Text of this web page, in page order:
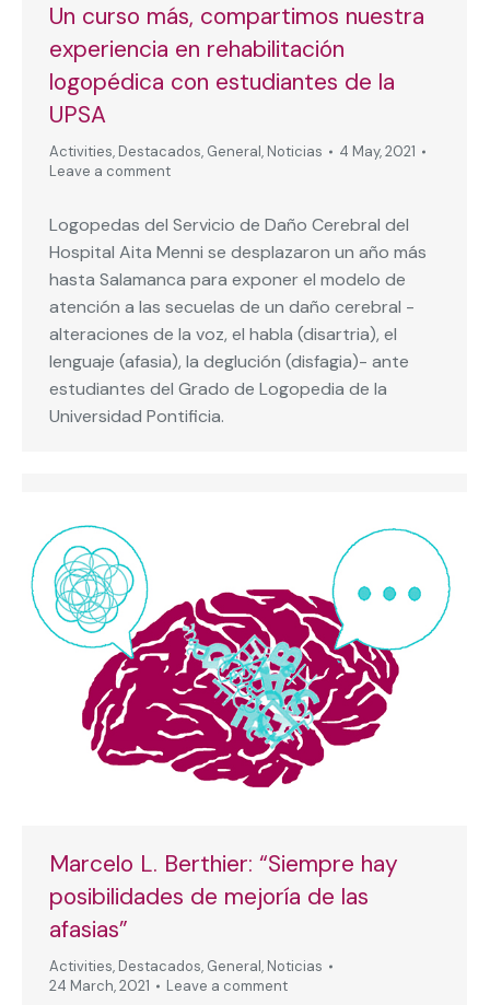
Un curso más, compartimos nuestra
experiencia en rehabilitación
logopédica con estudiantes de la
UPSA
Activities, Destacados, General, Noticias
4 May, 2021
Leave a comment
Logopedas del Servicio de Daño Cerebral del
Hospital Aita Menni se desplazaron un año más
hasta Salamanca para exponer el modelo de
atención a las secuelas de un daño cerebral -
alteraciones de la voz, el habla (disartria), el
lenguaje (afasia), la deglución (disfagia)- ante
estudiantes del Grado de Logopedia de la
Universidad Pontificia.
Marcelo L. Berthier: “Siempre hay
posibilidades de mejoría de las
afasias”
Activities, Destacados, General, Noticias
24 March, 2021
Leave a comment